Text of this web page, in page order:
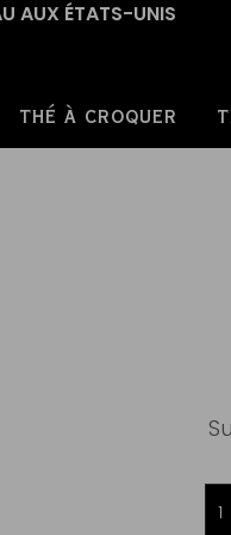
AUX ÉTATS-UNIS
THÉ À CROQUER